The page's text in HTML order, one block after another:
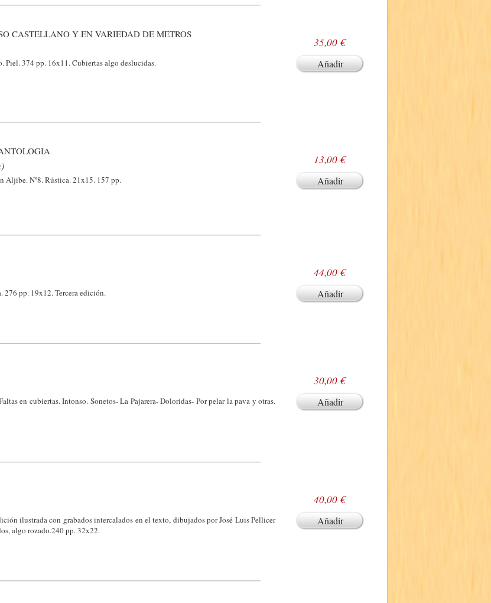
CASTELLANO Y EN VARIEDAD DE METROS
Piel. 374 pp. 16x11. Cubiertas algo deslucidas.
35,00 €
Añadir
Aljibe. Nº8. Rústica. 21x15. 157 pp.
13,00 €
Añadir
276 pp. 19x12. Tercera edición.
44,00 €
Añadir
en cubiertas. Intonso. Sonetos- La Pajarera- Doloridas- Por pelar la pava y otras.
30,00 €
Añadir
ilustrada con grabados intercalados en el texto, dibujados por José Luis Pellicer
algo rozado.240 pp. 32x22.
40,00 €
Añadir